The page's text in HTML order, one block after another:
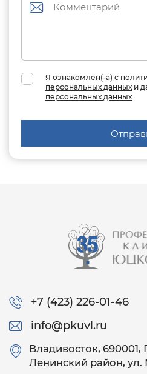
Я ознакомлен(-а) с
персональных данных и
персональных данных
+7 (423) 226-01-46
info@pkuvl.ru
Владивосток,
Ленинский район, ул.